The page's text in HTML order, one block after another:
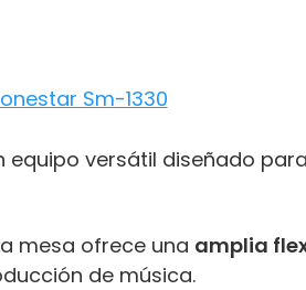
equipo versátil diseñado
mesa ofrece una amplia
de música.